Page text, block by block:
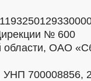
№ 600
области, ОАО
УНП 700008856,